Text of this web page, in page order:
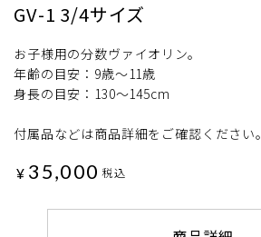
GV-1 3/4サイズ
お子様用の分数ヴァイオリン。
年齢の目安：9歳～11歳
身長の目安：130～145cm
付属品などは商品詳細をご確認ください。
¥ 35,000 税込